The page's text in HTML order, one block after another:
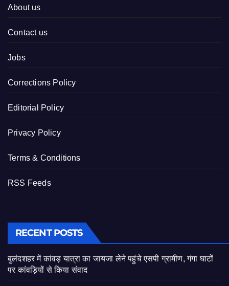
About us
Contact us
Jobs
Corrections Policy
Editorial Policy
Privacy Policy
Terms & Conditions
RSS Feeds
RECENT POSTS
बुलंदशहर में कांवड़ यात्रा का जायजा लेने पहुंचे एसपी ग्रामीण, गंगा घाटों
पर कांवड़ियों से किया संवाद